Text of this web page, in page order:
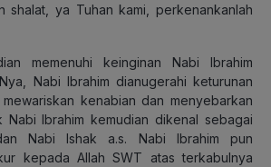
shalat, ya Tuhan kami, perkenankanlah
memenuhi keinginan Nabi Ibrahim
Nabi Ibrahim dianugerahi keturunan
kenabian dan menyebarkan
Nabi Ibrahim kemudian dikenal sebagai
Nabi Ishak a.s. Nabi Ibrahim pun
kepada Allah SWT atas terkabulnya